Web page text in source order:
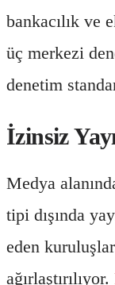
bankacılık ve
üç merkezi
denetim
İzinsiz
Medya
tipi dışında
eden
ağırlaştırılıyor.